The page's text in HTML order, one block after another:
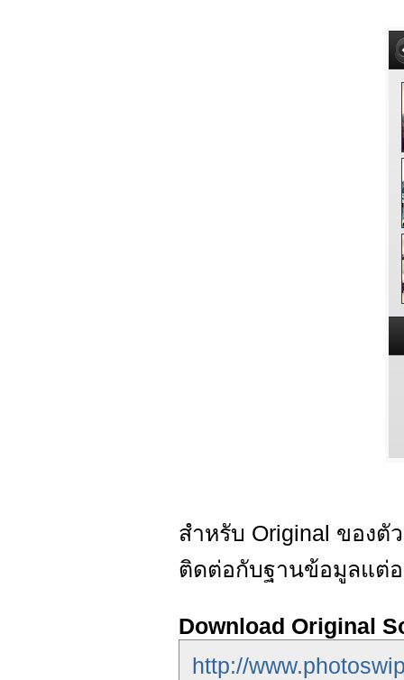
สำหรับ Original ของตั
ติดต่อกับฐานข้อมูลแต่อ
Download Original
http://